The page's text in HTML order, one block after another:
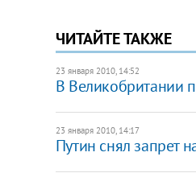
ЧИТАЙТЕ ТАКЖЕ
23 января 2010, 14:52
В Великобритании
23 января 2010, 14:17
Путин снял запрет